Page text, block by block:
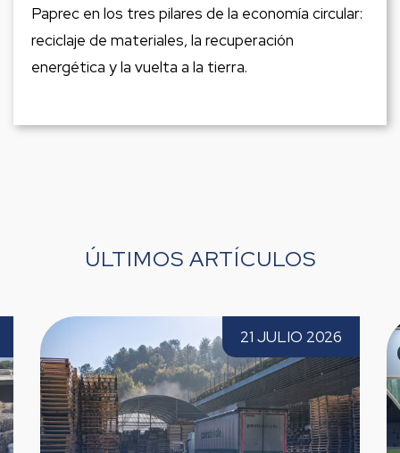
Paprec en los tres pilares de la economía circular:
reciclaje de materiales, la recuperación
energética y la vuelta a la tierra.
ÚLTIMOS ARTÍCULOS
Paprec se implanta en el País Vasco con la
incorporación de Palets del Valle
21 JULIO 2026